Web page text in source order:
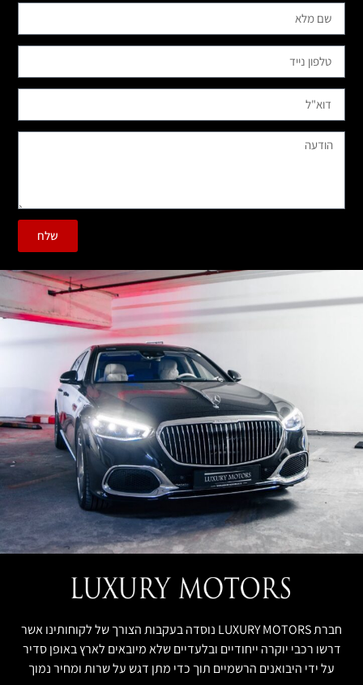
שלח
חברת LUXURY MOTORS נוסדה בעקבות הצורך של לקוחותינו אשר
דרשו רכבי יוקרה ייחודיים ובלעדיים שלא מיובאים לארץ באופן סדיר
על ידי היבואנים הרשמיים תוך כדי מתן דגש על שרות ומחיר נמוך